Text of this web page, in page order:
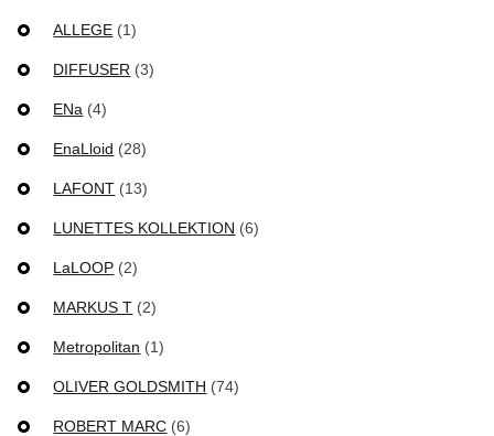
ALLEGE (1)
DIFFUSER (3)
ENa (4)
EnaLloid (28)
LAFONT (13)
LUNETTES KOLLEKTION (6)
LaLOOP (2)
MARKUS T (2)
Metropolitan (1)
OLIVER GOLDSMITH (74)
ROBERT MARC (6)